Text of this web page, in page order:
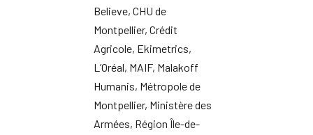
Believe, CHU de
Montpellier, Crédit
Agricole, Ekimetrics,
L’Oréal, MAIF, Malakoff
Humanis, Métropole de
Montpellier, Ministère des
Armées, Région Île-de-